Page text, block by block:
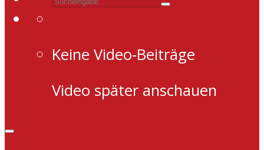
Keine Video-Beiträge
Video später anschauen